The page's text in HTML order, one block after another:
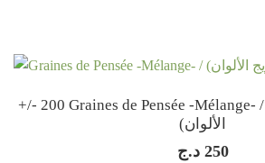
+/- 200 Graines de Pensée -Mélange- / بذور البنفسج (مزيج
الألوان)
250 د.ج